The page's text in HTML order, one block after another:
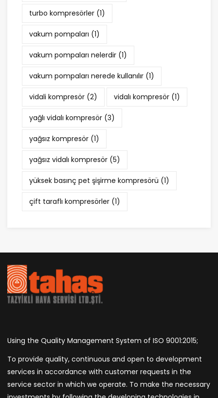
turbo kompresörler (1)
vakum pompaları (1)
vakum pompaları nelerdir (1)
vakum pompaları nerede kullanılır (1)
vidali kompresör (2) vidalı kompresör (1)
yağlı vidalı kompresör (3)
yağsız kompresör (1)
yağsız vidalı kompresör (5)
yüksek basınç pet şişirme kompresörü (1)
çift taraflı kompresörler (1)
Using the Quality Management System of ISO 9001:2015;
To provide quality, continuous and open to development
services in accordance with customer requests in the
service sector in which we operate. To make the necessary